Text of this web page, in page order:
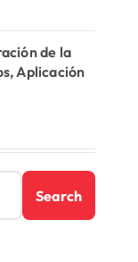
de la
Aplicación